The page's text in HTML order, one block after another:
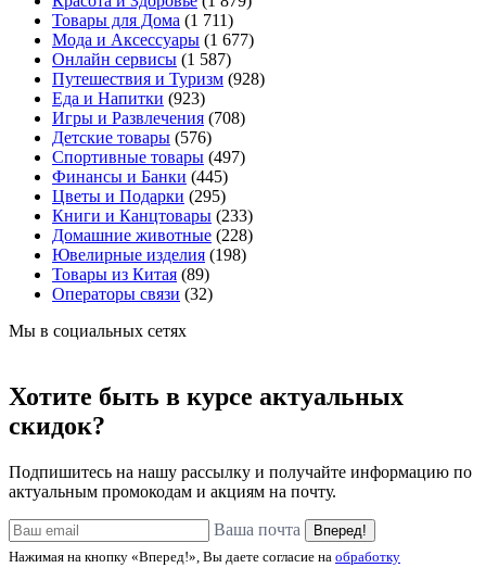
Товары для Дома (1 711)
Мода и Аксессуары (1 677)
Онлайн сервисы (1 587)
Путешествия и Туризм (928)
Еда и Напитки (923)
Игры и Развлечения (708)
Детские товары (576)
Спортивные товары (497)
Финансы и Банки (445)
Цветы и Подарки (295)
Книги и Канцтовары (233)
Домашние животные (228)
Ювелирные изделия (198)
Товары из Китая (89)
Операторы связи (32)
Мы в социальных сетях
Хотите быть в курсе актуальных
скидок?
Подпишитесь на нашу рассылку и получайте информацию по
актуальным промокодам и акциям на почту.
Ваша почта
Вперед!
Нажимая на кнопку «Вперед!», Вы даете согласие на обработку